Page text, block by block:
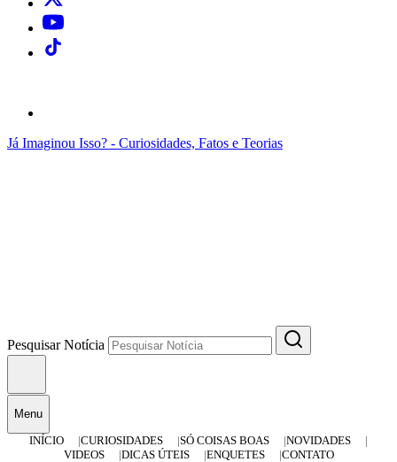
Já Imaginou Isso? - Curiosidades, Fatos e Teorias
Pesquisar Notícia
Menu
INÍCIO
CURIOSIDADES SÓ COISAS BOAS
NOVIDADES
VIDEOS
DICAS ÚTEIS ENQUETES CONTATO